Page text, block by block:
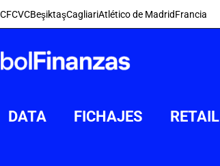
CVCBeşiktaşCagliariAtlético de MadridFrancia
DATA FICHAJES RETAIL